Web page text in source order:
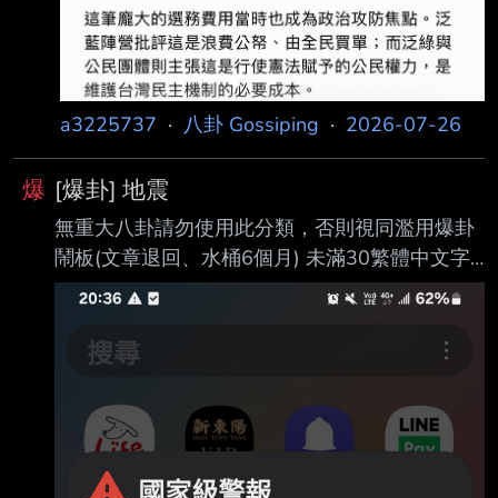
a3225737 · 八卦 Gossiping · 2026-07-26
爆 [爆卦] 地震
無重大八卦請勿使用此分類，否則視同濫用爆卦
鬧板(文章退回、水桶6個月) 未滿30繁體中文字
未滿20繁體中文字 未滿10繁體中文字 --